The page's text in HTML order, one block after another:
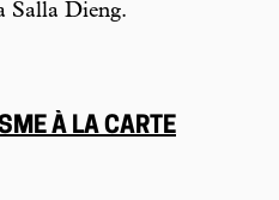
Salla Dieng.
À LA CARTE